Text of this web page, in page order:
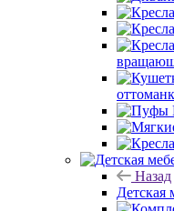
Назад
Детская